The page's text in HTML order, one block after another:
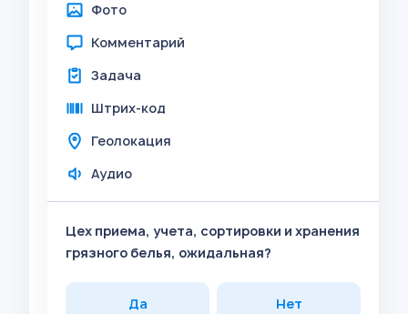
Фото
Комментарий
Задача
Штрих-код
Геолокация
Аудио
Цех приема, учета, сортировки и хранения
грязного белья, ожидальная?
Да Нет